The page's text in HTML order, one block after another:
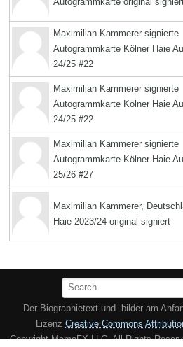
Maximilian Kammerer signierte
Autogrammkarte Kölner Haie
24/25 #22
Maximilian Kammerer signierte
Autogrammkarte Kölner Haie
24/25 #22
Maximilian Kammerer signierte
Autogrammkarte Kölner Haie
25/26 #27
Maximilian Kammerer,
Haie 2023/24 original signiert
Der Biographietext und -bilder am
Lizenz Creative Commons
Copyright MemoFX LLC. All Rights